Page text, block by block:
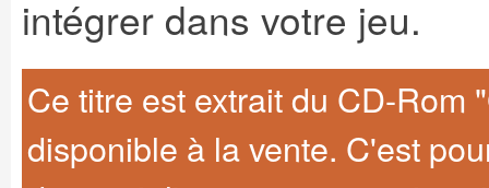
intégrer dans votre jeu.
Ce titre est extrait du CD-Rom
disponible à la vente. C'est